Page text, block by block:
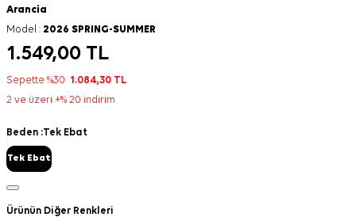
Arancia
Model : 2026 SPRING-SUMMER
1.549,00 TL
Sepette %30 1.084,30 TL
2 ve üzeri +% 20 indirim
Beden :Tek Ebat
Tek Ebat
Ürünün Diğer Renkleri